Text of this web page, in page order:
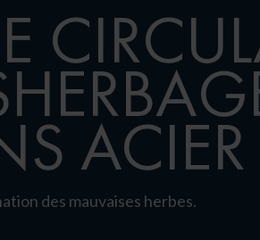
ACIER
des mauvaises herbes.